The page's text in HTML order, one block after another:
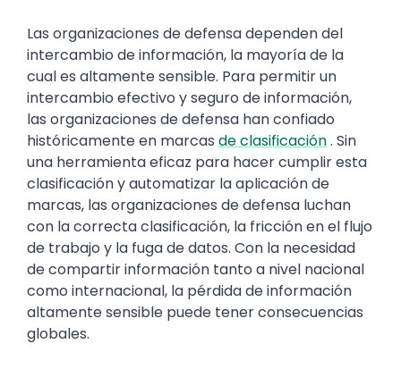
Text
Las organizaciones de defensa dependen del
intercambio de información, la mayoría de la
cual es altamente sensible. Para permitir un
intercambio efectivo y seguro de información,
las organizaciones de defensa han confiado
históricamente en marcas de clasificación. Sin
una herramienta eficaz para hacer cumplir esta
clasificación y automatizar la aplicación de
marcas, las organizaciones de defensa luchan
con la correcta clasificación, la fricción en el flujo
de trabajo y la fuga de datos. Con la necesidad
de compartir información tanto a nivel nacional
como internacional, la pérdida de información
altamente sensible puede tener consecuencias
globales.